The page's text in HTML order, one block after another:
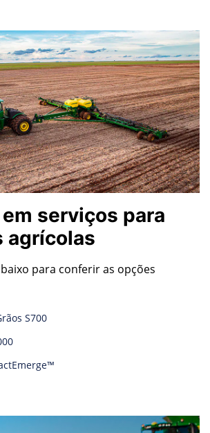
serviços para
agrícolas
para conferir as opções
S700